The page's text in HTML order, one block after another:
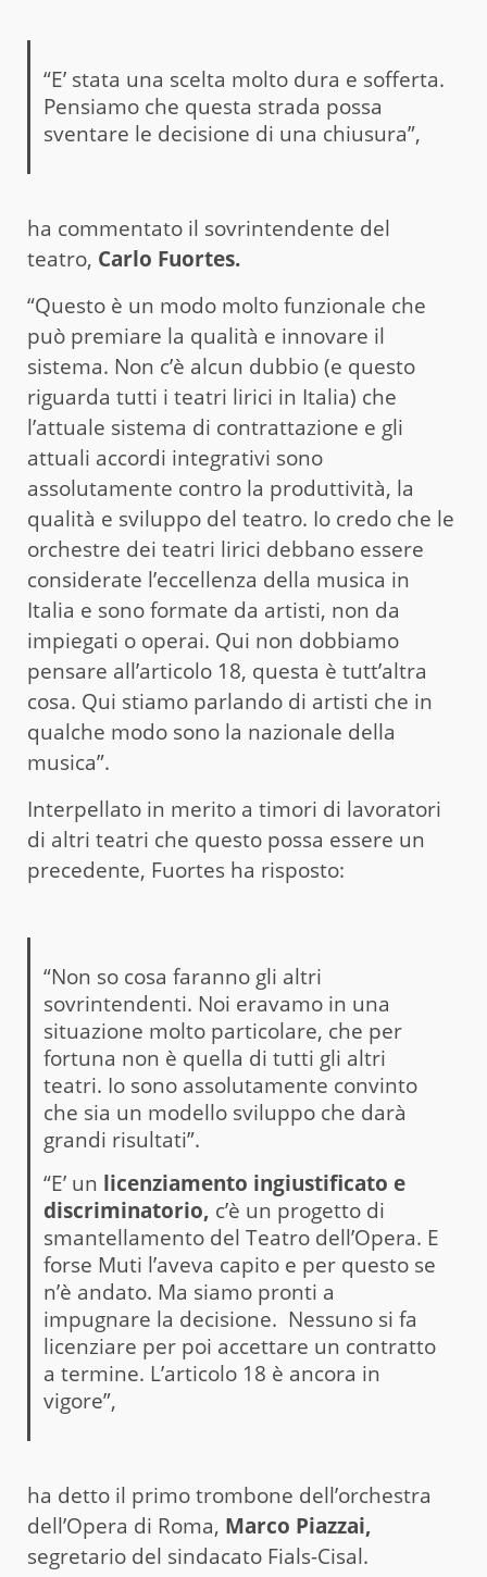
“E’ stata una scelta molto dura e sofferta.
Pensiamo che questa strada possa
sventare le decisione di una chiusura”,
ha commentato il sovrintendente del
teatro, Carlo Fuortes.
“Questo è un modo molto funzionale che
può premiare la qualità e innovare il
sistema. Non c’è alcun dubbio (e questo
riguarda tutti i teatri lirici in Italia) che
l’attuale sistema di contrattazione e gli
attuali accordi integrativi sono
assolutamente contro la produttività, la
qualità e sviluppo del teatro. Io credo che le
orchestre dei teatri lirici debbano essere
considerate l’eccellenza della musica in
Italia e sono formate da artisti, non da
impiegati o operai. Qui non dobbiamo
pensare all’articolo 18, questa è tutt’altra
cosa. Qui stiamo parlando di artisti che in
qualche modo sono la nazionale della
musica”.
Interpellato in merito a timori di lavoratori
di altri teatri che questo possa essere un
precedente, Fuortes ha risposto:
“Non so cosa faranno gli altri
sovrintendenti. Noi eravamo in una
situazione molto particolare, che per
fortuna non è quella di tutti gli altri
teatri. Io sono assolutamente convinto
che sia un modello sviluppo che darà
grandi risultati”.
“E’ un licenziamento ingiustificato e
discriminatorio, c’è un progetto di
smantellamento del Teatro dell’Opera. E
forse Muti l’aveva capito e per questo se
n’è andato. Ma siamo pronti a
impugnare la decisione. Nessuno si fa
licenziare per poi accettare un contratto
a termine. L’articolo 18 è ancora in
vigore”,
ha detto il primo trombone dell’orchestra
dell’Opera di Roma, Marco Piazzai,
segretario del sindacato Fials-Cisal.